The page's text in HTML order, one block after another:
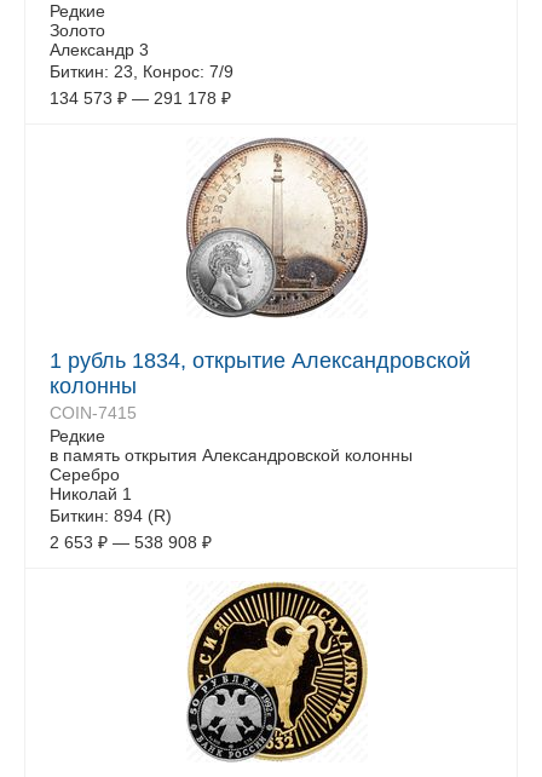
Редкие
Золото
Александр 3
Биткин: 23, Конрос: 7/9
134 573 ₽ — 291 178 ₽
1 рубль 1834, открытие Александровской
колонны
COIN-7415
Редкие
в память открытия Александровской колонны
Серебро
Николай 1
Биткин: 894 (R)
2 653 ₽ — 538 908 ₽